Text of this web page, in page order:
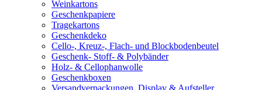
Weinkartons
Geschenkpapiere
Tragekartons
Geschenkdeko
Cello-, Kreuz-, Flach- und Blockbodenbeutel
Geschenk- Stoff- & Polybänder
Holz- & Cellophanwolle
Geschenkboxen